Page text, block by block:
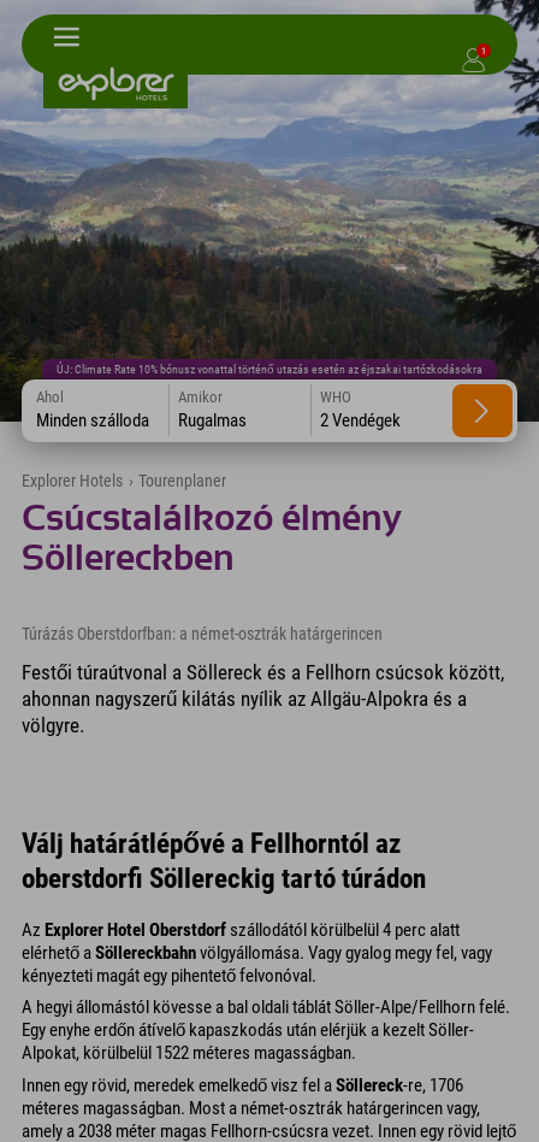
1
ÚJ: Climate Rate 10% bónusz vonattal történő utazás esetén az éjszakai tartózkodásokra
Ahol
Minden szálloda
Amikor
Rugalmas
WHO
2 Vendégek
Explorer Hotels › Tourenplaner
Csúcstalálkozó élmény
Söllereckben
Túrázás Oberstdorfban: a német-osztrák határgerincen
Festői túraútvonal a Söllereck és a Fellhorn csúcsok között,
ahonnan nagyszerű kilátás nyílik az Allgäu-Alpokra és a
völgyre.
Válj határátlépővé a Fellhorntól az
oberstdorfi Söllereckig tartó túrádon
Az Explorer Hotel Oberstdorf szállodától körülbelül 4 perc alatt
elérhető aSöllereckbahnvölgyállomása. Vagy gyalog megy fel, vagy
kényezteti magát egy pihentető felvonóval.
A hegyi állomástól kövesse a bal oldali táblát Söller-Alpe/Fellhorn felé.
Egy enyhe erdőn átívelő kapaszkodás után elérjük a kezelt Söller-
Alpokat, körülbelül 1522 méteres magasságban.
Innen egy rövid, meredek emelkedő visz fel aSöllereck-re, 1706
méteres magasságban. Most a német-osztrák határgerincen vagy,
amely a 2038 méter magas Fellhorn-csúcsra vezet. Innen egy rövid lejtő